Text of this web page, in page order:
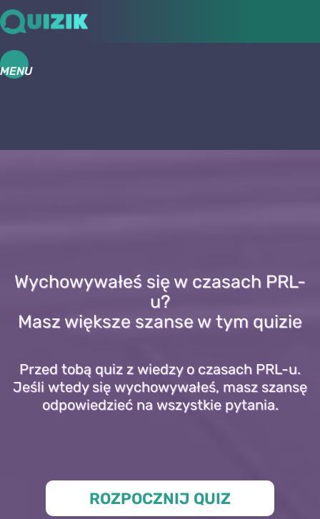
MENU
Wychowywałeś się w czasach PRL-
u?
Masz większe szanse w tym quizie
Przed tobą quiz z wiedzy o czasach PRL-u.
Jeśli wtedy się wychowywałeś, masz szansę
odpowiedzieć na wszystkie pytania.
ROZPOCZNIJ QUIZ